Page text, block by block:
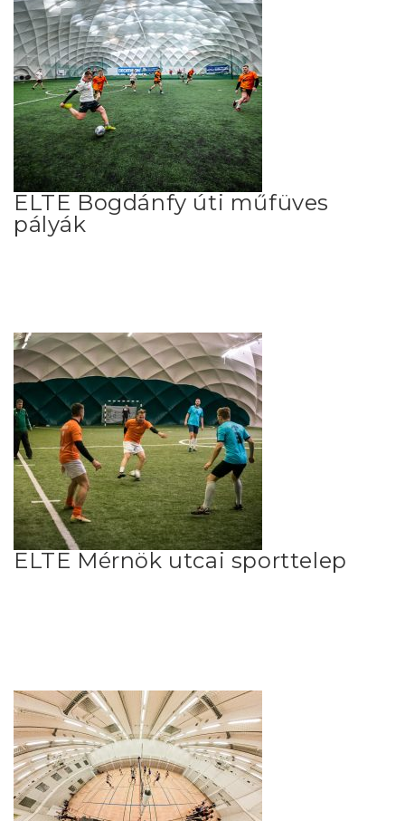
ELTE Bogdánfy úti műfüves
pályák
ELTE Mérnök utcai sporttelep